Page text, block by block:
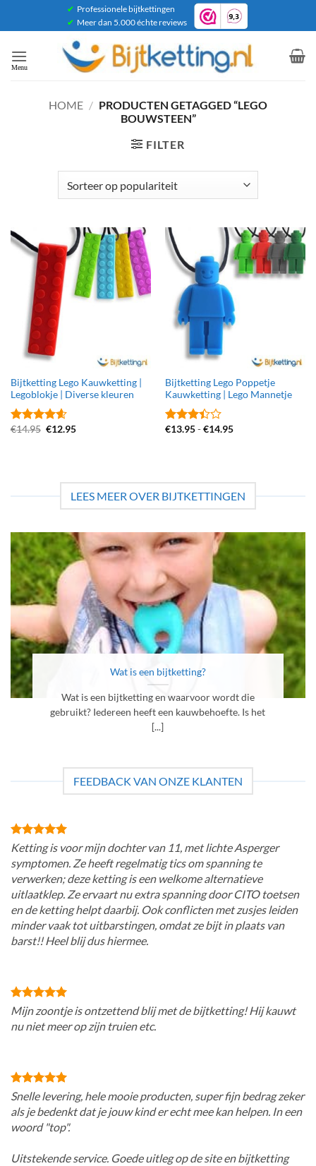
✔ Professionele bijtkettingen
✔ Meer dan 5.000 échte reviews
HOME / PRODUCTEN GETAGGED “LEGO
BOUWSTEEN”
FILTER
Bijtketting Lego Kauwketting |
Legoblokje | Diverse kleuren
Gewaardeerd
€14.95 Oorspronkelijke
€12.95Huidige
Bijtketting Lego Poppetje
Kauwketting | Lego Mannetje
Gewaardeerd
€13.95 - €14.95Prijsklasse:
LEES MEER OVER BIJTKETTINGEN
Wat is een bijtketting?
Wat is een bijtketting en waarvoor wordt die
gebruikt? Iedereen heeft een kauwbehoefte. Is het
[...]
FEEDBACK VAN ONZE KLANTEN
Ketting is voor mijn dochter van 11, met lichte Asperger
symptomen. Ze heeft regelmatig tics om spanning te
verwerken; deze ketting is een welkome alternatieve
uitlaatklep. Ze ervaart nu extra spanning door CITO toetsen
en de ketting helpt daarbij. Ook conflicten met zusjes leiden
minder vaak tot uitbarstingen, omdat ze bijt in plaats van
barst!! Heel blij dus hiermee.
Mijn zoontje is ontzettend blij met de bijtketting! Hij kauwt
nu niet meer op zijn truien etc.
Snelle levering, hele mooie producten, super fijn bedrag zeker
als je bedenkt dat je jouw kind er echt mee kan helpen. In een
woord "top".
Uitstekende service. Goede uitleg op de site en bijtketting